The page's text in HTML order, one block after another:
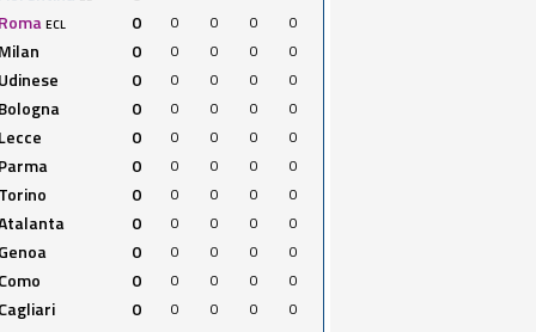
Roma ECL 0 0 0 0
0
Milan 0 0 0 0
0
Udinese 0 0 0 0
0
Bologna 0 0 0 0
0
Lecce 0 0 0 0
0
Parma 0 0 0 0
0
Torino 0 0 0 0
0
0 0 0 0
0
Genoa 0 0 0 0
0
Como 0 0 0 0
0
Cagliari 0 0 0 0
0